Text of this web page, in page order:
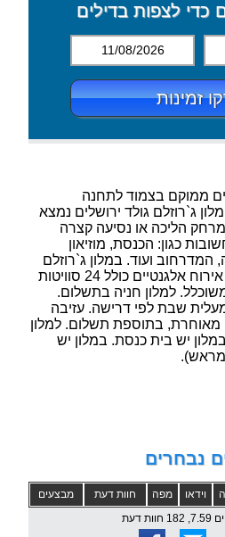
כדי לצפות בדילים
11/08/2026
זמינות
ממוקם בצמוד לתחנה
ג`רוזלם גולד ירושלים נמצא
הליכה או נסיעה קצרה
כגון: הכנסת, מוזיאון
המדרחוב ועוד. במלון ג`רוזלם
גולד ירושלים 196 חדרי אירוח אלגנטיים כולל 24 סוויטות
למלון חניה בתשלום.
שבת לפי דרישה. עזיבה
עזיבה מאוחרת, בתוספת תשלום. למלון
יש בית כנסת. במלון יש
מראש).
נבחרים
מבצעים חוות דעת מפה וידאו
דעת